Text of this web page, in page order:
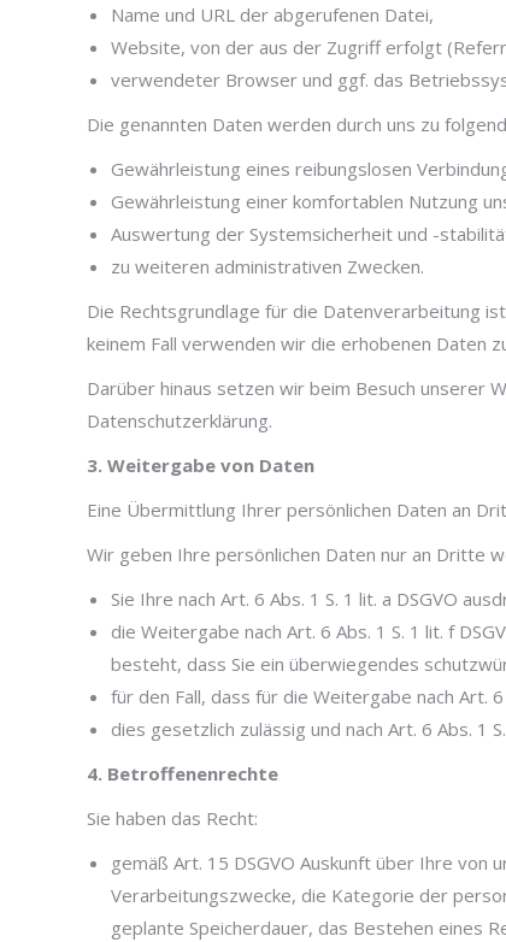
Name und URL der abgerufenen Datei,
Website, von der aus der Zugriff erfolgt
verwendeter Browser und ggf. das
Die genannten Daten werden durch uns zu
Gewährleistung eines reibungslosen
Gewährleistung einer komfortablen Nutzung
Auswertung der Systemsicherheit und -
zu weiteren administrativen Zwecken.
Die Rechtsgrundlage für die Datenverarbeitung
keinem Fall verwenden wir die erhobenen Daten
Darüber hinaus setzen wir beim Besuch unserer
Datenschutzerklärung.
3. Weitergabe von Daten
Eine Übermittlung Ihrer persönlichen Daten an
Wir geben Ihre persönlichen Daten nur an Dritte
Sie Ihre nach Art. 6 Abs. 1 S. 1 lit. a DSGVO
die Weitergabe nach Art. 6 Abs. 1 S. 1 lit. f
besteht, dass Sie ein überwiegendes
für den Fall, dass für die Weitergabe nach Art.
dies gesetzlich zulässig und nach Art. 6 Abs. 1
4. Betroffenenrechte
Sie haben das Recht:
gemäß Art. 15 DSGVO Auskunft über Ihre
Verarbeitungszwecke, die Kategorie der
geplante Speicherdauer, das Bestehen eines